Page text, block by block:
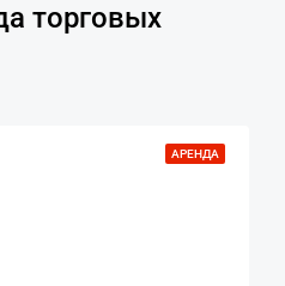
торговых
АРЕНДА